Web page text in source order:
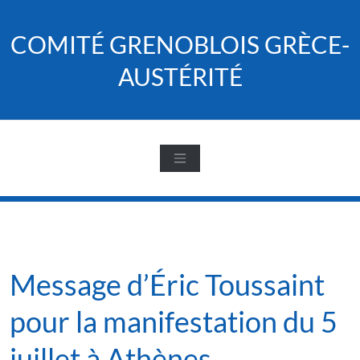
content
COMITÉ GRENOBLOIS GRÈCE-
AUSTÉRITÉ
Message d’Éric Toussaint
pour la manifestation du 5